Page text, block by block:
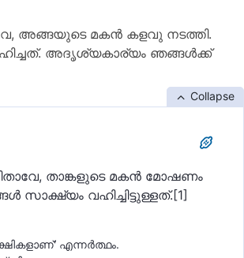
അങ്ങയുടെ മകന്‍ കളവു നടത്തി.
അദൃശ്യകാര്യം ഞങ്ങള്‍ക്ക്
Collapse
താങ്കളുടെ മകന്‍ മോഷണം
വഹിച്ചിട്ടുള്ളത്‌.[1]
എന്നര്‍ത്ഥം.